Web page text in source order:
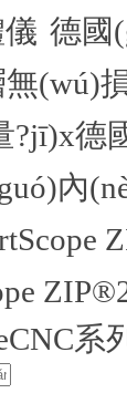
德國
(wú)
?jī)x德
內
系